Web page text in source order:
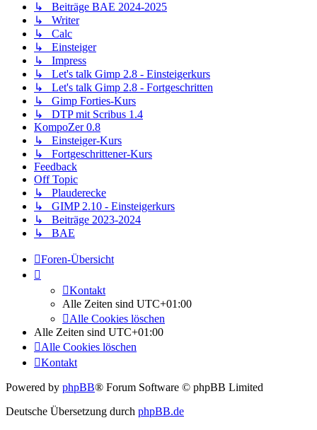
↳ Beiträge BAE 2024-2025
↳ Writer
↳ Calc
↳ Einsteiger
↳ Impress
↳ Let's talk Gimp 2.8 - Einsteigerkurs
↳ Let's talk Gimp 2.8 - Fortgeschritten
↳ Gimp Forties-Kurs
↳ DTP mit Scribus 1.4
KompoZer 0.8
↳ Einsteiger-Kurs
↳ Fortgeschrittener-Kurs
Feedback
Off Topic
↳ Plauderecke
↳ GIMP 2.10 - Einsteigerkurs
↳ Beiträge 2023-2024
↳ BAE
Foren-Übersicht
Kontakt
Alle Zeiten sind UTC+01:00
Alle Cookies löschen
Alle Zeiten sind UTC+01:00
Alle Cookies löschen
Kontakt
Powered by phpBB® Forum Software © phpBB Limited
Deutsche Übersetzung durch phpBB.de